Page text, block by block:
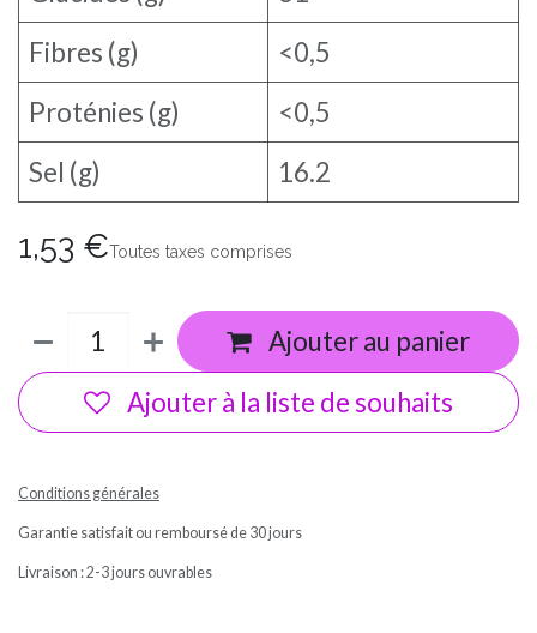
Fibres (g)
<0,5
Proténies (g)
<0,5
Sel (g)
16.2
1,53 €Toutes taxes comprises
Ajouter au panier
Ajouter à la liste de souhaits
Conditions générales
Garantie satisfait ou remboursé de 30 jours
Livraison : 2-3 jours ouvrables